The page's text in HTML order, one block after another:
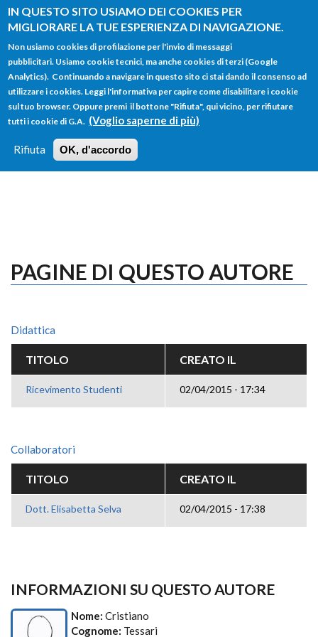
IN QUESTO SITO USIAMO DEI COOKIES PER
MIGLIORARE LA TUE ESPERIENZA DI NAVIGAZIONE.
Non usiamo cookies di profilazione per l'invio di messaggi
pubblicitari. Usiamo cookie tecnici, ma anche cookies di terzi (Google
Analytics). Continuando a navigare in questo sito ci stai dando il consenso ad
utilizzare i cookies. Leggi l'informativa per capire come disabilitare i cookie
sul tuo browser. Oppure premi il bottone "Rifiuta", qui vicino, per rifiutare
tutti i cookie di G.A. (Voglio saperne di più)
Rifiuta OK, d'accordo
Salta al contenuto principale
FORM
DI
RICERCA
Main menu
HOME TUTTI I PROFILI
LOGIN
PAGINE DI QUESTO AUTORE
Didattica
TITOLO CREATO IL
Ricevimento Studenti 02/04/2015 - 17:34
Collaboratori
TITOLO CREATO IL
Dott. Elisabetta Selva 02/04/2015 - 17:38
INFORMAZIONI SU QUESTO AUTORE
Nome: Cristiano
Cognome: Tessari